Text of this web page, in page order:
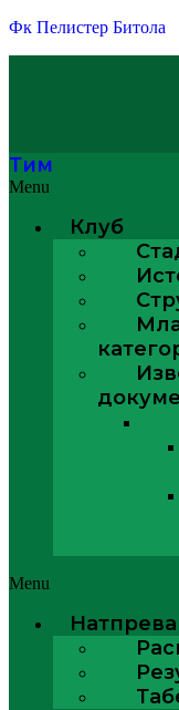
Фк Пелистер Битола
Тим
Menu
Клуб
Menu